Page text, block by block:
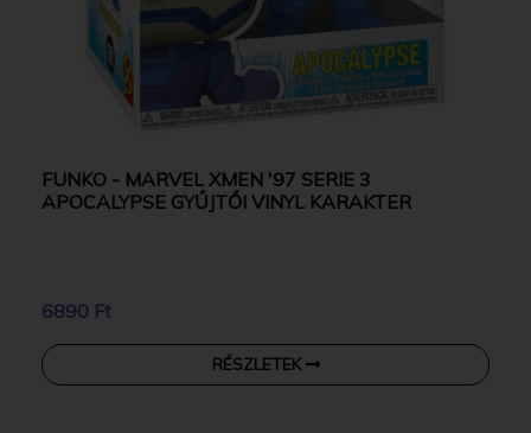
FUNKO - MARVEL XMEN '97 SERIE 3
APOCALYPSE GYŰJTŐI VINYL KARAKTER
6890 Ft
RÉSZLETEK